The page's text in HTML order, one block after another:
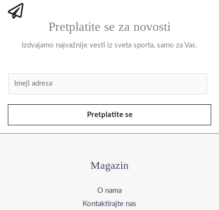
Pretplatite se za novosti
Izdvajamo najvažnije vesti iz sveta sporta, samo za Vas.
m
e
l
Pretplatite se
Magazin
O nama
Kontaktirajte nas